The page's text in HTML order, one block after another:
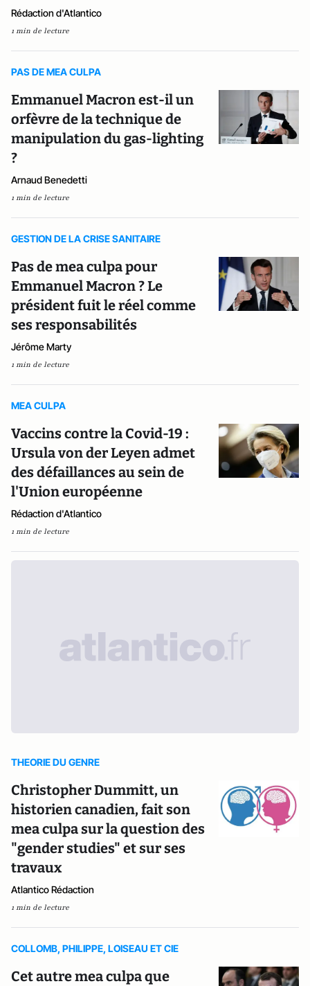
Rédaction d'Atlantico
1 min de lecture
PAS DE MEA CULPA
Emmanuel Macron est-il un
orfèvre de la technique de
manipulation du gas-lighting
?
Arnaud Benedetti
1 min de lecture
GESTION DE LA CRISE SANITAIRE
Pas de mea culpa pour
Emmanuel Macron ? Le
président fuit le réel comme
ses responsabilités
Jérôme Marty
1 min de lecture
MEA CULPA
Vaccins contre la Covid-19 :
Ursula von der Leyen admet
des défaillances au sein de
l'Union européenne
Rédaction d'Atlantico
1 min de lecture
THEORIE DU GENRE
Christopher Dummitt, un
historien canadien, fait son
mea culpa sur la question des
"gender studies" et sur ses
travaux
Atlantico Rédaction
1 min de lecture
COLLOMB, PHILIPPE, LOISEAU ET CIE
Cet autre mea culpa que